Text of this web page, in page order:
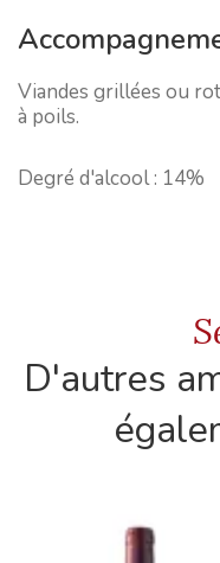
Viandes grillées ou
à poils.
Degré d'alcool : 14%
D'autres